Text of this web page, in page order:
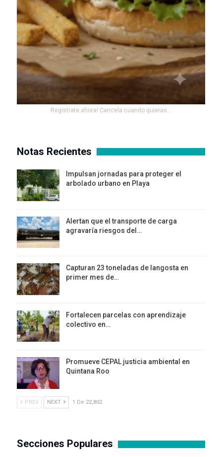
Registrate ahora! Cancela cuando quieras...
Notas Recientes
Impulsan jornadas para proteger el
arbolado urbano en Playa
Alertan que el transporte de carga
agravaría riesgos del…
Capturan 23 toneladas de langosta en
primer mes de…
Fortalecen parcelas con aprendizaje
colectivo en…
Promueve CEPAL justicia ambiental en
Quintana Roo
PREV NEXT 1 De 22,802
Secciones Populares